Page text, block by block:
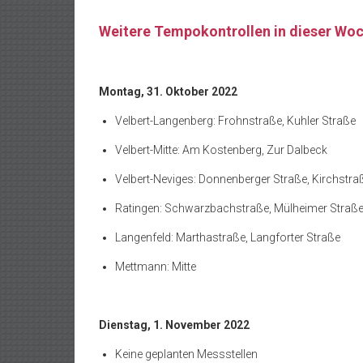
Weitere Tempokontrollen in dieser
Montag, 31. Oktober 2022
Velbert-Langenberg: Frohnstraße, Kuhler Straße
Velbert-Mitte: Am Kostenberg, Zur Dalbeck
Velbert-Neviges: Donnenberger Straße,
Ratingen: Schwarzbachstraße, Mülheimer Straße
Langenfeld: Marthastraße, Langforter Straße
Mettmann: Mitte
Dienstag, 1. November 2022
Keine geplanten Messstellen